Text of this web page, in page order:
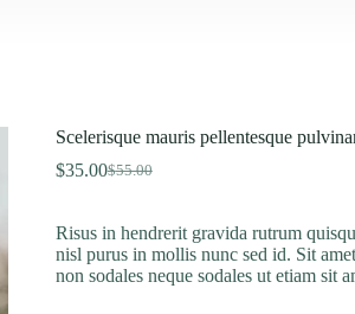
Scelerisque mauris pellentesque
$55.00
Original
was:
$55.00.
$35.00Current
is:
$35.00.
Risus in hendrerit gravida rutrum
nisl purus in mollis nunc sed id. Sit
non sodales neque sodales ut etiam sit